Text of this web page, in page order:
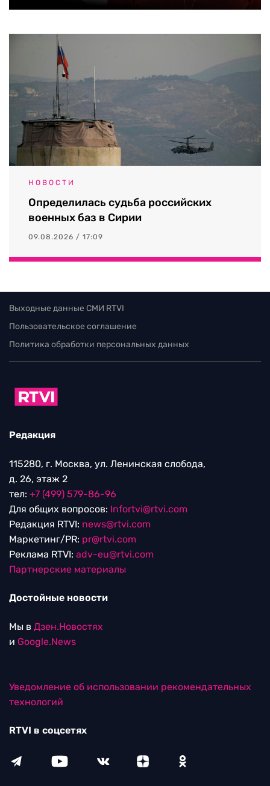
НОВОСТИ
Определилась судьба российских
военных баз в Сирии
09.08.2026 / 17:09
Выходные данные СМИ RTVI
Пользовательское соглашение
Политика обработки персональных данных
Редакция
115280, г. Москва, ул. Ленинская слобода,
д. 26, этаж 2
тел: +7 (499) 579-86-96
Для общих вопросов: Infortvi@rtvi.com
Редакция RTVI: news@rtvi.com
Маркетинг/PR: pr@rtvi.com
Реклама RTVI: adv-eu@rtvi.com
Партнерские материалы
Достойные новости
Мы в Дзен.Новостях
и Google.News
Уведомление об использовании рекомендательных
технологий
RTVI в соцсетях